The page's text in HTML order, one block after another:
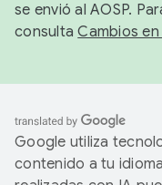
se envió al AOSP.
consultaCambios en
Google utiliza
contenido a tu